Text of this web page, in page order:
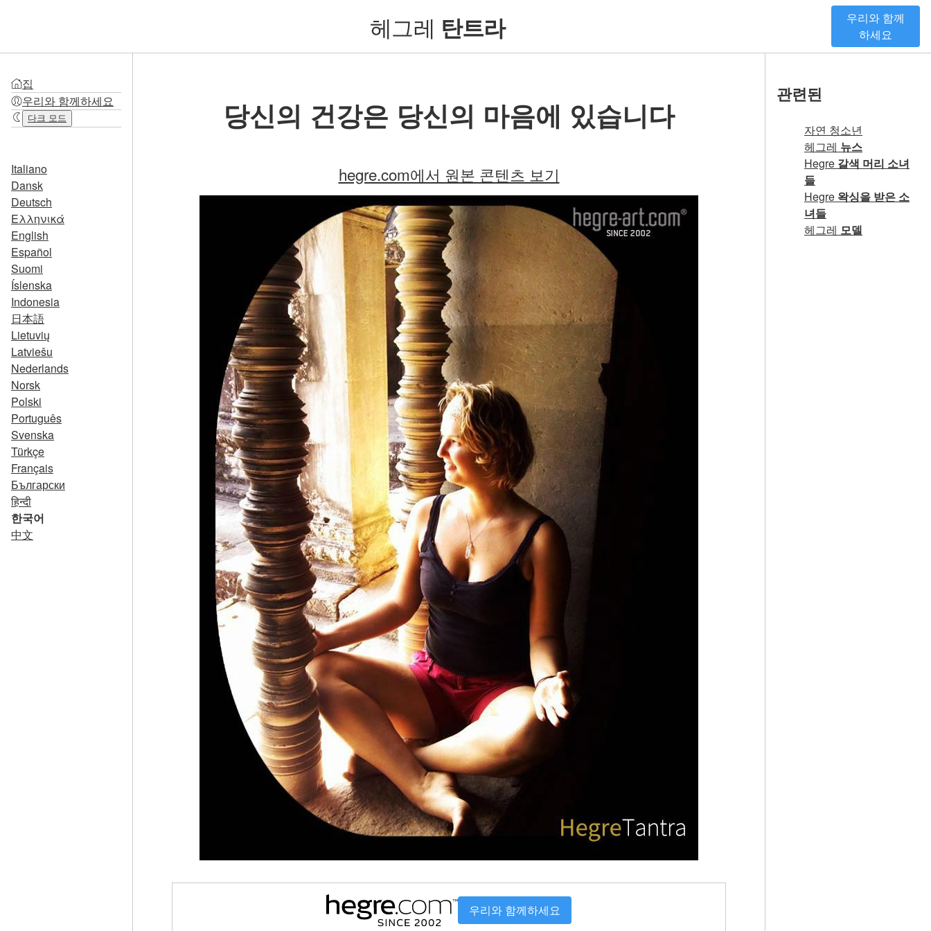
헤그레 탄트라
우리와 함께
하세요
집
우리와 함께하세요
다크 모드
Italiano
Dansk
Deutsch
Ελληνικά
English
Español
Suomi
Íslenska
Indonesia
日本語
Lietuvių
Latviešu
Nederlands
Norsk
Polski
Português
Svenska
Türkçe
Français
Български
हिन्दी
한국어
中文
당신의 건강은 당신의 마음에 있습니다
hegre.com에서 원본 콘텐츠 보기
우리와 함께하세요
관련된
자연 청소년
헤그레 뉴스
Hegre 갈색 머리 소녀
들
Hegre 왁싱을 받은 소
녀들
헤그레 모델